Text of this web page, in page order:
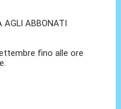
AGLI ABBONATI
fino alle ore